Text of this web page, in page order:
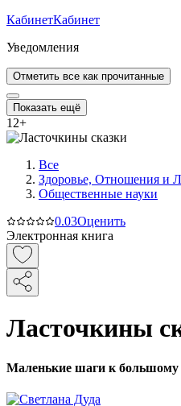
КабинетКабинет
Уведомления
Отметить все как прочитанные
Показать ещё
12+
Все
Здоровье, Отношения и
Общественные науки
0.03Оценить
Электронная книга
Ласточкины
Маленькие шаги к большому